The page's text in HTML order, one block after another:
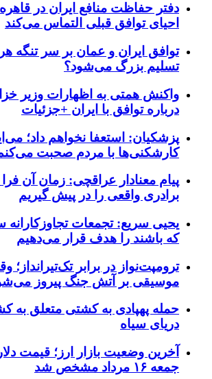
دفتر حفاظت منافع ایران در
احیای توافق قبلی التماس می‌کند
توافق ایران و عمان بر سر تنگه
تسلیم بزرگ می‌شود؟
واکنش همتی به اظهارات وزیر
درباره توافق با ایران +جزئیات
پزشکیان: استعفا نخواهم داد؛
کارشکنی‌ها با مردم صحبت
پیام معنادار عراقچی: زمان آن
برادری واقعی را در پیش گیریم
یحیی سریع: تجمعات
که باشند را هدف قرار می‌دهیم
ترومپت‌نواز در برابر تک‌تیرانداز؛
موسیقی بر آتش جنگ پیروز
حمله پهپادی به کشتی متعلق به
دریای سیاه
آخرین وضعیت بازار ارز؛ قیمت
جمعه ۱۶ مرداد مشخص شد